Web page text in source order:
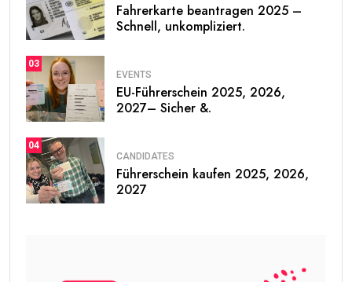
Fahrerkarte beantragen 2025 –
Schnell, unkompliziert.
03
EVENTS
EU-Führerschein 2025, 2026,
2027– Sicher &.
04
CANDIDATES
Führerschein kaufen 2025, 2026,
2027